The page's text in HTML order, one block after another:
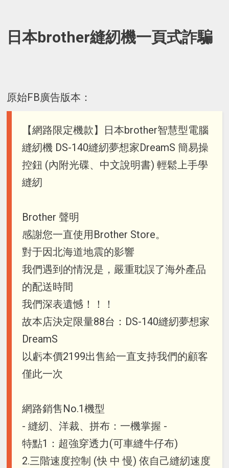
日本brother縫紉機一頁式詐騙
原始FB廣告版本：
【網路限定機款】日本brother智慧型電腦
縫紉機 DS-140縫紉夢想家DreamS 簡易操
控鈕 (內附光碟、中文說明書) 輕鬆上手學
縫紉
Brother 聲明
感謝您一直使用Brother Store。
對于因北海道地震的影響
我們遇到的情況是，嚴重耽誤了海外產品
的配送時間
我們深表遺憾！！！
故本店決定限量88台：DS-140縫紉夢想家
DreamS
以虧本價2199出售給一直支持我們的顧客
僅此一次
網路銷售No.1機型
- 縫紉、洋裁、拼布：一機掌握 -
特點1：超強穿透力(可車縫牛仔布)
2.三階速度控制 (快 中 慢) 依自己縫紉速度